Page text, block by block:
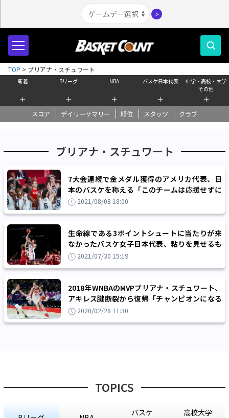
＞
新着
＋
Bリーグ
＋
NBA
＋
バスケ日本代表
＋
中学・高校・大学
その他
＋
スコア デイリーサマリー 順位 スタッツ クラブ
TOP > ブリアナ・スチュワート
ブリアナ・スチュワート
7大会連続で金メダル獲得のアメリカ代表、日
本のバスケを称える「このチームは応援せずに
いられません」
2021/08/08 18:00
生命線である3ポイントシュートに当たりが来
なかったバスケ女子日本代表、粘りを見せるも
最強アメリカに17点差で敗れる
2021/07/30 15:19
2018年WNBAのMVPブリアナ・スチュワート、
アキレス腱断裂から復帰「チャンピオンになる
ために戻って来た」
2020/02/28 11:30
TOPICS
バスケ
高校大学